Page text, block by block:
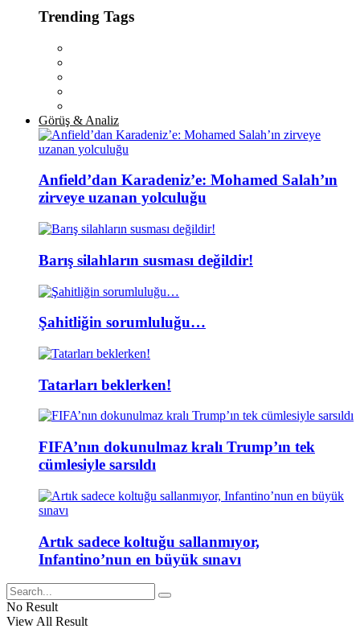
Trending Tags
Görüş & Analiz
Anfield’dan Karadeniz’e: Mohamed Salah’ın
zirveye uzanan yolculuğu
Barış silahların susması değildir!
Şahitliğin sorumluluğu…
Tatarları beklerken!
FIFA’nın dokunulmaz kralı Trump’ın tek
cümlesiyle sarsıldı
Artık sadece koltuğu sallanmıyor,
Infantino’nun en büyük sınavı
No Result
View All Result